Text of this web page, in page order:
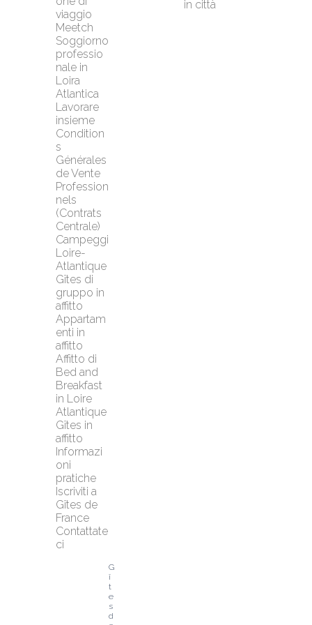
viaggio
Meetch
Soggiorno
professio
nale in
Loira
Atlantica
Lavorare
insieme
Condition
s
Générales
de Vente
Profession
nels
(Contrats
Centrale)
Campeggi
Loire-
Atlantique
Gîtes di
gruppo in
affitto
Appartam
enti in
affitto
Affitto di
Bed and
Breakfast
in Loire
Atlantique
Gîtes in
affitto
Informazi
oni
pratiche
Iscriviti a
Gîtes de
France
Contattate
ci
in città
G
î
t
e
s
d